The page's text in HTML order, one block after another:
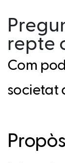
repte
Com
societat